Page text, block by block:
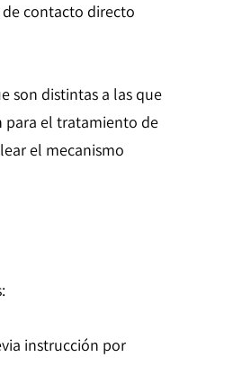
contacto directo
son distintas a las que
para el tratamiento de
el mecanismo
instrucción por